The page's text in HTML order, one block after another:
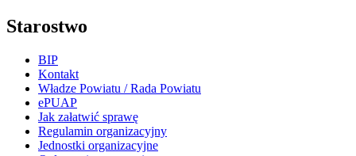
Starostwo
BIP
Kontakt
Władze Powiatu / Rada Powiatu
ePUAP
Jak załatwić sprawę
Regulamin organizacyjny
Jednostki organizacyjne